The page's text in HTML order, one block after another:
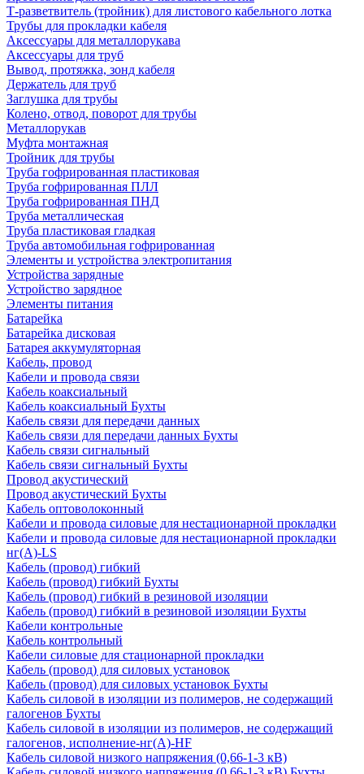
Т-разветвитель (тройник) для листового кабельного лотка
Трубы для прокладки кабеля
Аксессуары для металлорукава
Аксессуары для труб
Вывод, протяжка, зонд кабеля
Держатель для труб
Заглушка для трубы
Колено, отвод, поворот для трубы
Металлорукав
Муфта монтажная
Тройник для трубы
Труба гофрированная пластиковая
Труба гофрированная ПЛЛ
Труба гофрированная ПНД
Труба металлическая
Труба пластиковая гладкая
Труба автомобильная гофрированная
Элементы и устройства электропитания
Устройства зарядные
Устройство зарядное
Элементы питания
Батарейка
Батарейка дисковая
Батарея аккумуляторная
Кабель, провод
Кабели и провода связи
Кабель коаксиальный
Кабель коаксиальный Бухты
Кабель связи для передачи данных
Кабель связи для передачи данных Бухты
Кабель связи сигнальный
Кабель связи сигнальный Бухты
Провод акустический
Провод акустический Бухты
Кабель оптоволоконный
Кабели и провода силовые для нестационарной прокладки
Кабели и провода силовые для нестационарной прокладки
нг(А)-LS
Кабель (провод) гибкий
Кабель (провод) гибкий Бухты
Кабель (провод) гибкий в резиновой изоляции
Кабель (провод) гибкий в резиновой изоляции Бухты
Кабели контрольные
Кабель контрольный
Кабели силовые для стационарной прокладки
Кабель (провод) для силовых установок
Кабель (провод) для силовых установок Бухты
Кабель силовой в изоляции из полимеров, не содержащий
галогенов Бухты
Кабель силовой в изоляции из полимеров, не содержащий
галогенов, исполнение-нг(А)-HF
Кабель силовой низкого напряжения (0,66-1-3 кВ)